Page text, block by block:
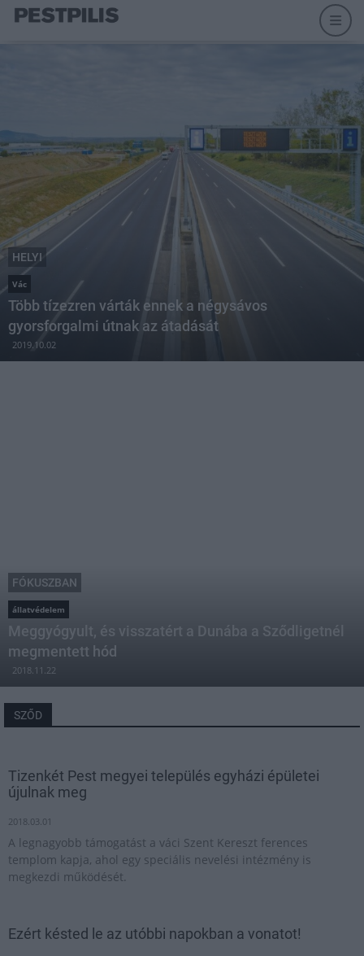
HELYI
Vác
Több tízezren várták ennek a négysávos
gyorsforgalmi útnak az átadását
2019.10.02
FÓKUSZBAN
állatvédelem
Meggyógyult, és visszatért a Dunába a Sződligetnél
megmentett hód
2018.11.22
SZŐD
Tizenkét Pest megyei település egyházi épületei
újulnak meg
2018.03.01
A legnagyobb támogatást a váci Szent Kereszt ferences
templom kapja, ahol egy speciális nevelési intézmény is
megkezdi működését.
Ezért késted le az utóbbi napokban a vonatot!